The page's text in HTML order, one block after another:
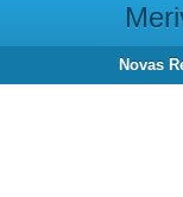
Novas